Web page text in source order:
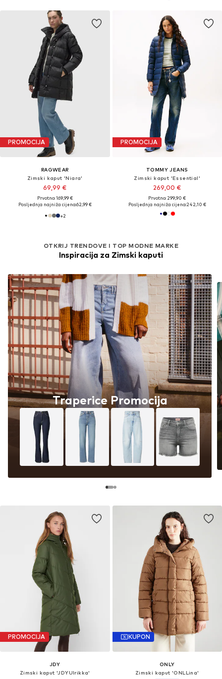
PROMOCIJA
RAGWEAR
Zimski kaput 'Niara'
69,99 €
Prvotno: 169,99 €
Posljednja najniža cijena:62,99 €
+2
PROMOCIJA
TOMMY JEANS
Zimski kaput 'Essential'
269,00 €
Prvotno: 299,90 €
Posljednja najniža cijena:242,10 €
PROMOCIJA
JDY
Zimski kaput 'JDYUlrikka'
OTKRIJ TRENDOVE I TOP MODNE MARKE
Inspiracija za Zimski kaputi
Traperice Promocija
KUPON
ONLY
Zimski kaput 'ONLLina'